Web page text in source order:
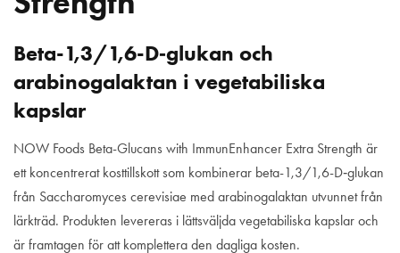
Beta-1,3/1,6-D‑glukan och
arabinogalaktan i vegetabiliska
kapslar
NOW Foods Beta-Glucans with ImmunEnhancer Extra Strength är
ett koncentrerat kosttillskott som kombinerar beta-1,3/1,6-D‑glukan
från Saccharomyces cerevisiae med arabinogalaktan utvunnet från
lärkträd. Produkten levereras i lättsväljda vegetabiliska kapslar och
är framtagen för att komplettera den dagliga kosten.